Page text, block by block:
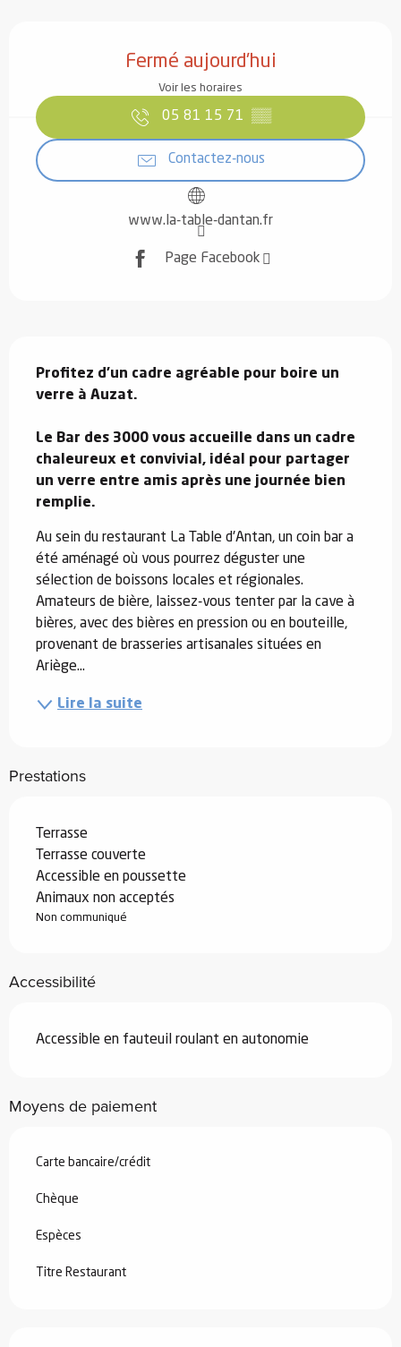
Fermé aujourd'hui
Voir les horaires
05 81 15 71 ▒▒
Contactez-nous
www.la-table-dantan.fr
Page Facebook
Profitez d'un cadre agréable pour boire un
verre à Auzat.
Le Bar des 3000 vous accueille dans un cadre
chaleureux et convivial, idéal pour partager
un verre entre amis après une journée bien
remplie.
Au sein du restaurant La Table d'Antan, un coin bar a
été aménagé où vous pourrez déguster une
sélection de boissons locales et régionales.
Amateurs de bière, laissez-vous tenter par la cave à
bières, avec des bières en pression ou en bouteille,
provenant de brasseries artisanales situées en
Ariège...
Lire la suite
Prestations
Terrasse
Terrasse couverte
Accessible en poussette
Animaux non acceptés
Non communiqué
Accessibilité
Accessible en fauteuil roulant en autonomie
Moyens de paiement
Carte bancaire/crédit
Chèque
Espèces
Titre Restaurant